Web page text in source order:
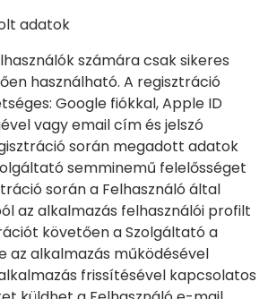
adatok
számára csak sikeres
használható. A regisztráció
Google fiókkal, Apple ID
vagy email cím és jelszó
során megadott adatok
semminemű felelősséget
során a Felhasználó által
az alkalmazás felhasználói profilt
követően a Szolgáltató a
az alkalmazás működésével
frissítésével kapcsolatos